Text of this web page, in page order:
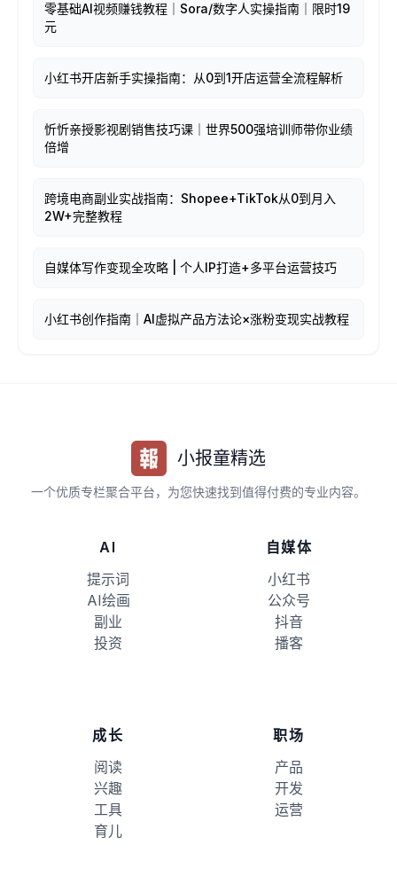
零基础AI视频赚钱教程｜Sora/数字人实操指南｜限时19
元
小红书开店新手实操指南：从0到1开店运营全流程解析
忻忻亲授影视剧销售技巧课｜世界500强培训师带你业绩
倍增
跨境电商副业实战指南：Shopee+TikTok从0到月入
2W+完整教程
自媒体写作变现全攻略 | 个人IP打造+多平台运营技巧
小红书创作指南｜AI虚拟产品方法论×涨粉变现实战教程
小报童精选
一个优质专栏聚合平台，为您快速找到值得付费的专业内容。
AI
提示词
AI绘画
副业
投资
自媒体
小红书
公众号
抖音
播客
成长
阅读
兴趣
工具
育儿
职场
产品
开发
运营